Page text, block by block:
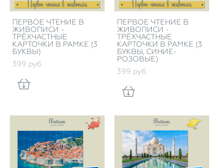
ПЕРВОЕ ЧТЕНИЕ В
ЖИВОПИСИ -
ТРЁХЧАСТНЫЕ
КАРТОЧКИ В РАМКЕ (3
БУКВЫ)
399 pуб.
ПЕРВОЕ ЧТЕНИЕ В
ЖИВОПИСИ -
ТРЁХЧАСТНЫЕ
КАРТОЧКИ В РАМКЕ (3
БУКВЫ, СИНИЕ-
РОЗОВЫЕ)
399 pуб.